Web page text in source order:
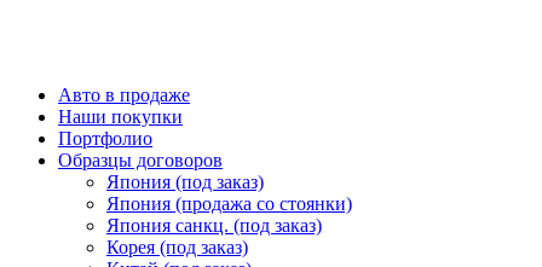
Авто в продаже
Наши покупки
Портфолио
Образцы договоров
Япония (под заказ)
Япония (продажа со стоянки)
Япония санкц. (под заказ)
Корея (под заказ)